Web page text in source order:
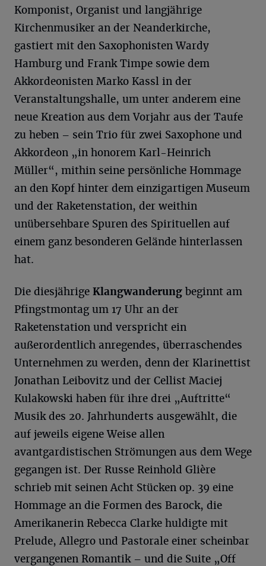
Komponist, Organist und langjährige
Kirchenmusiker an der Neanderkirche,
gastiert mit den Saxophonisten Wardy
Hamburg und Frank Timpe sowie dem
Akkordeonisten Marko Kassl in der
Veranstaltungshalle, um unter anderem eine
neue Kreation aus dem Vorjahr aus der Taufe
zu heben – sein Trio für zwei Saxophone und
Akkordeon „in honorem Karl-Heinrich
Müller“, mithin seine persönliche Hommage
an den Kopf hinter dem einzigartigen Museum
und der Raketenstation, der weithin
unübersehbare Spuren des Spirituellen auf
einem ganz besonderen Gelände hinterlassen
hat.
Die diesjährige Klangwanderung beginnt am
Pfingstmontag um 17 Uhr an der
Raketenstation und verspricht ein
außerordentlich anregendes, überraschendes
Unternehmen zu werden, denn der Klarinettist
Jonathan Leibovitz und der Cellist Maciej
Kulakowski haben für ihre drei „Auftritte“
Musik des 20. Jahrhunderts ausgewählt, die
auf jeweils eigene Weise allen
avantgardistischen Strömungen aus dem Wege
gegangen ist. Der Russe Reinhold Glière
schrieb mit seinen Acht Stücken op. 39 eine
Hommage an die Formen des Barock, die
Amerikanerin Rebecca Clarke huldigte mit
Prelude, Allegro und Pastorale einer scheinbar
vergangenen Romantik – und die Suite „Off